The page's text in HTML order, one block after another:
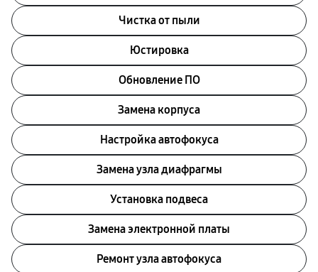
Чистка от пыли
Юстировка
Обновление ПО
Замена корпуса
Настройка автофокуса
Замена узла диафрагмы
Установка подвеса
Замена электронной платы
Ремонт узла автофокуса